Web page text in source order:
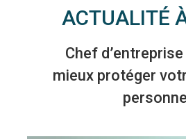
ACTUALITÉ
Chef
mieux protéger